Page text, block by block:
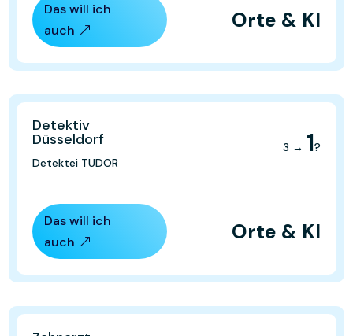
Das will ich
auch
Orte & KI
Detektiv
Düsseldorf
Detektei TUDOR
3 → 1?
Das will ich
auch
Orte & KI